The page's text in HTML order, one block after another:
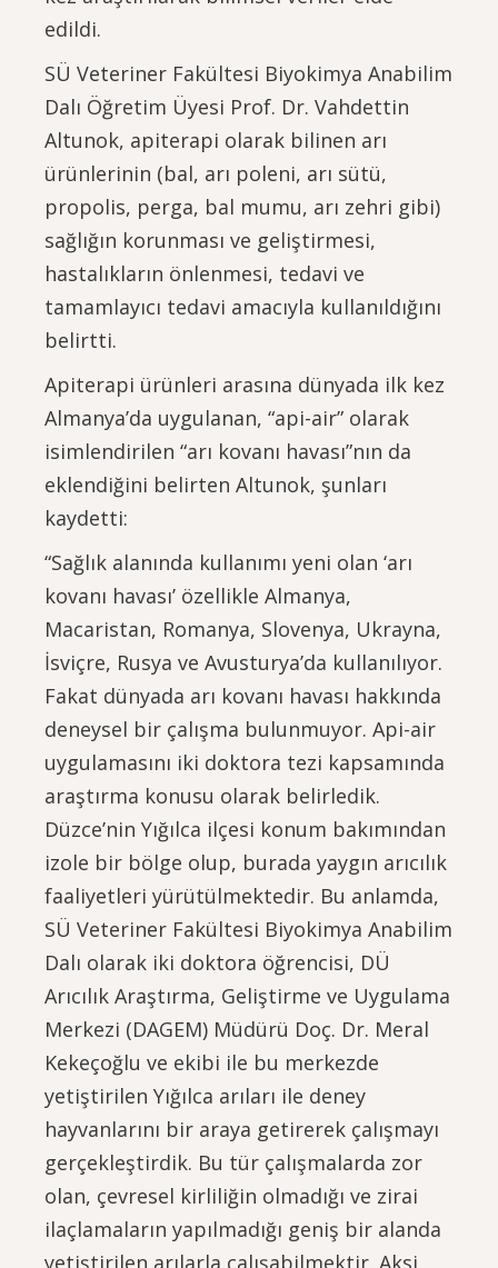
edildi.
SÜ Veteriner Fakültesi Biyokimya Anabilim
Dalı Öğretim Üyesi Prof. Dr. Vahdettin
Altunok, apiterapi olarak bilinen arı
ürünlerinin (bal, arı poleni, arı sütü,
propolis, perga, bal mumu, arı zehri gibi)
sağlığın korunması ve geliştirmesi,
hastalıkların önlenmesi, tedavi ve
tamamlayıcı tedavi amacıyla kullanıldığını
belirtti.
Apiterapi ürünleri arasına dünyada ilk kez
Almanya’da uygulanan, “api-air” olarak
isimlendirilen “arı kovanı havası”nın da
eklendiğini belirten Altunok, şunları
kaydetti:
“Sağlık alanında kullanımı yeni olan ‘arı
kovanı havası’ özellikle Almanya,
Macaristan, Romanya, Slovenya, Ukrayna,
İsviçre, Rusya ve Avusturya’da kullanılıyor.
Fakat dünyada arı kovanı havası hakkında
deneysel bir çalışma bulunmuyor. Api-air
uygulamasını iki doktora tezi kapsamında
araştırma konusu olarak belirledik.
Düzce’nin Yığılca ilçesi konum bakımından
izole bir bölge olup, burada yaygın arıcılık
faaliyetleri yürütülmektedir. Bu anlamda,
SÜ Veteriner Fakültesi Biyokimya Anabilim
Dalı olarak iki doktora öğrencisi, DÜ
Arıcılık Araştırma, Geliştirme ve Uygulama
Merkezi (DAGEM) Müdürü Doç. Dr. Meral
Kekeçoğlu ve ekibi ile bu merkezde
yetiştirilen Yığılca arıları ile deney
hayvanlarını bir araya getirerek çalışmayı
gerçekleştirdik. Bu tür çalışmalarda zor
olan, çevresel kirliliğin olmadığı ve zirai
ilaçlamaların yapılmadığı geniş bir alanda
yetiştirilen arılarla çalışabilmektir. Aksi